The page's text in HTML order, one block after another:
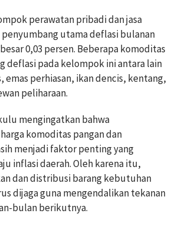
perawatan pribadi dan jasa
utama deflasi bulanan
0,03 persen. Beberapa komoditas
deflasi pada kelompok ini antara lain
emas perhiasan, ikan dencis, kentang,
peliharaan.
mengingatkan bahwa
komoditas pangan dan
menjadi faktor penting yang
inflasi daerah. Oleh karena itu,
dan distribusi barang kebutuhan
dijaga guna mengendalikan tekanan
bulan berikutnya.